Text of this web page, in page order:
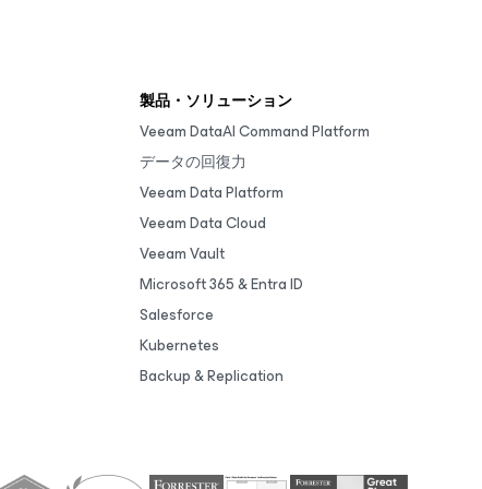
製品・ソリューション
Veeam DataAI Command Platform
データの回復力
Veeam Data Platform
Veeam Data Cloud
Veeam Vault
Microsoft 365 & Entra ID
Salesforce
Kubernetes
Backup & Replication